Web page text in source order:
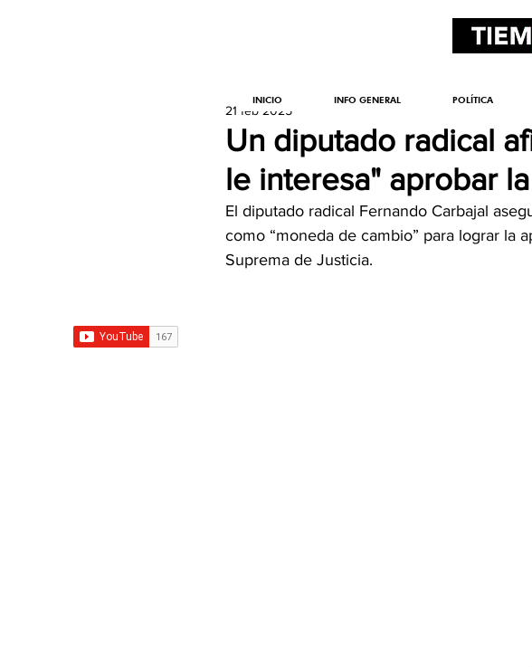
Un diputado radical
le interesa" aprobar
21 feb 2025
El diputado radical Fernando Carbajal
como “moneda de cambio” para lograr la
Suprema de Justicia.
INICIO INFO GENERAL POLÍTICA